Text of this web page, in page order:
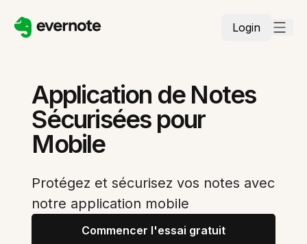
Login
Application de Notes
Sécurisées pour
Mobile
Protégez et sécurisez vos notes avec
notre application mobile
Commencer l'essai gratuit